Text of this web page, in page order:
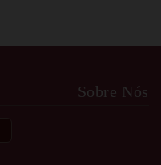
Sobre Nós